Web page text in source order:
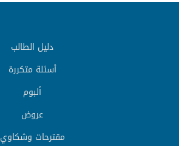
دليل الطالب
أسئلة متكررة
ألبوم
عروض
مقترحات وشكاوي